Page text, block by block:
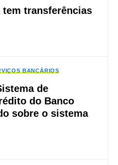
tem transferências
BANCÁRIOS
de
do Banco
sobre o sistema